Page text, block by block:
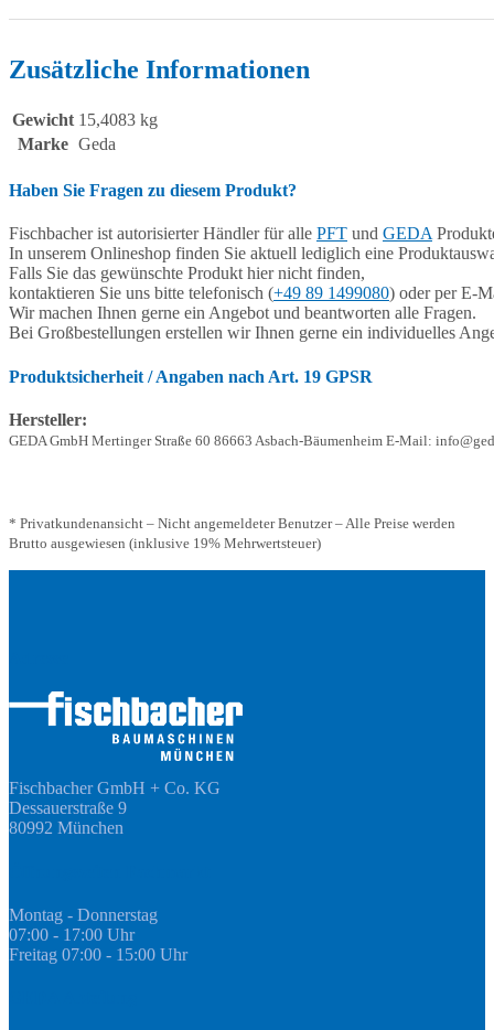
Zusätzliche Informationen
Gewicht 15,4083 kg
Marke Geda
Haben Sie Fragen zu diesem Produkt?
Fischbacher ist autorisierter Händler für alle PFT und GEDA
In unserem Onlineshop finden Sie aktuell lediglich eine
Falls Sie das gewünschte Produkt hier nicht finden,
kontaktieren Sie uns bitte telefonisch (+49 89 1499080) oder per E-
Wir machen Ihnen gerne ein Angebot und beantworten alle Fragen.
Bei Großbestellungen erstellen wir Ihnen gerne ein individuelles
Produktsicherheit / Angaben nach Art. 19 GPSR
Hersteller:
GEDA GmbH Mertinger Straße 60 86663 Asbach-Bäumenheim E-Mail:
* Privatkundenansicht – Nicht angemeldeter Benutzer – Alle Preise werden
Brutto ausgewiesen (inklusive 19% Mehrwertsteuer)
Fischbacher GmbH + Co. KG
Dessauerstraße 9
80992 München
Montag - Donnerstag
07:00 - 17:00 Uhr
Freitag 07:00 - 15:00 Uhr